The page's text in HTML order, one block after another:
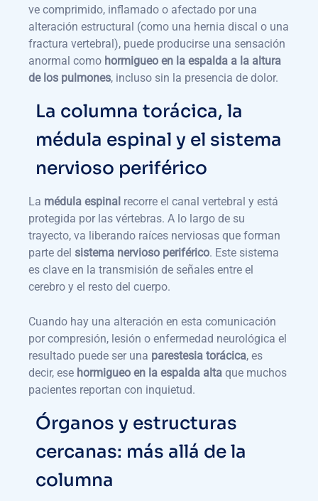
ve comprimido, inflamado o afectado por una
alteración estructural (como una hernia discal o una
fractura vertebral), puede producirse una sensación
anormal como hormigueo en la espalda a la altura
de los pulmones, incluso sin la presencia de dolor.
La columna torácica, la
médula espinal y el sistema
nervioso periférico
La médula espinal recorre el canal vertebral y está
protegida por las vértebras. A lo largo de su
trayecto, va liberando raíces nerviosas que forman
parte del sistema nervioso periférico. Este sistema
es clave en la transmisión de señales entre el
cerebro y el resto del cuerpo.
Cuando hay una alteración en esta comunicación
por compresión, lesión o enfermedad neurológica el
resultado puede ser una parestesia torácica, es
decir, ese hormigueo en la espalda alta que muchos
pacientes reportan con inquietud.
Órganos y estructuras
cercanas: más allá de la
columna